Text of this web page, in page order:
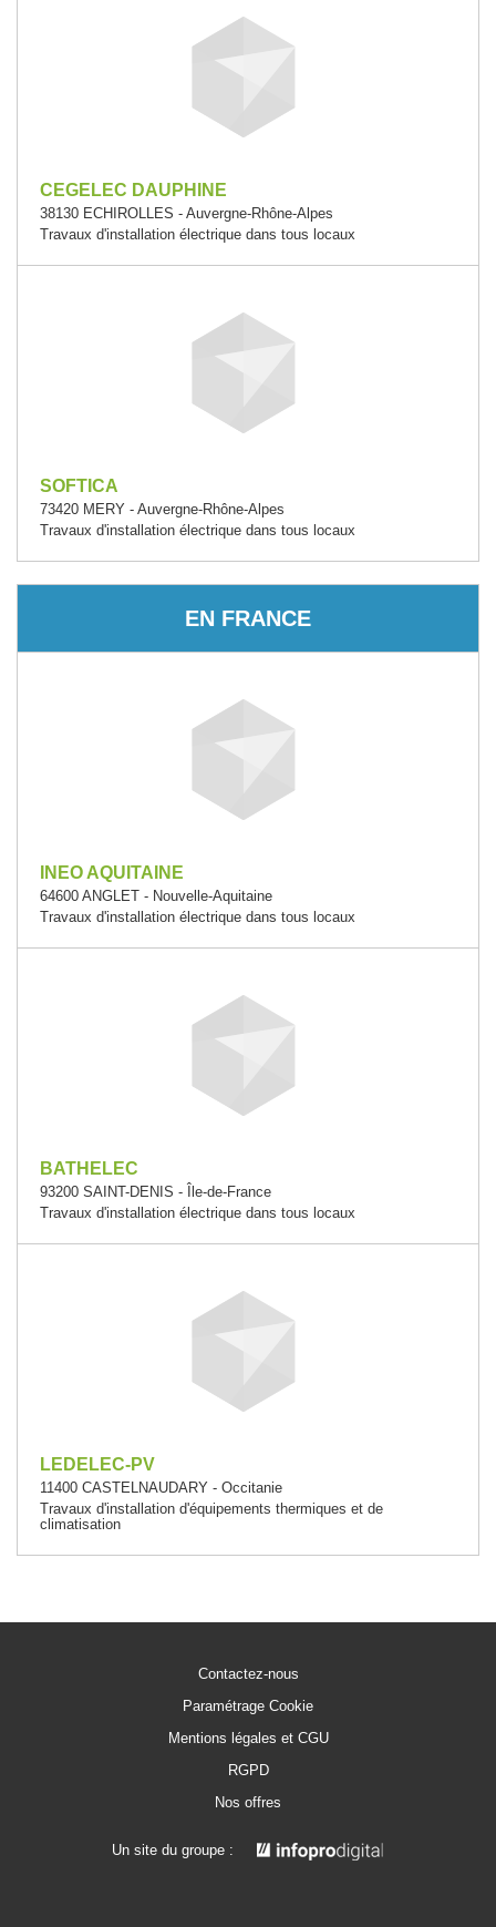
CEGELEC DAUPHINE
38130 ECHIROLLES - Auvergne-Rhône-Alpes
Travaux d'installation électrique dans tous locaux
SOFTICA
73420 MERY - Auvergne-Rhône-Alpes
Travaux d'installation électrique dans tous locaux
EN FRANCE
INEO AQUITAINE
64600 ANGLET - Nouvelle-Aquitaine
Travaux d'installation électrique dans tous locaux
BATHELEC
93200 SAINT-DENIS - Île-de-France
Travaux d'installation électrique dans tous locaux
LEDELEC-PV
11400 CASTELNAUDARY - Occitanie
Travaux d'installation d'équipements thermiques et de
climatisation
Contactez-nous
Paramétrage Cookie
Mentions légales et CGU
RGPD
Nos offres
Un site du groupe :